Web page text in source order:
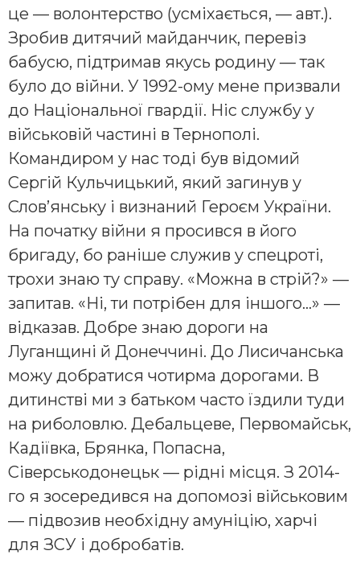
це — волонтерство (усміхається, — авт.).
Зробив дитячий майданчик, перевіз
бабусю, підтримав якусь родину — так
було до війни. У 1992-ому мене призвали
до Національної гвардії. Ніс службу у
військовій частині в Тернополі.
Командиром у нас тоді був відомий
Сергій Кульчицький, який загинув у
Слов’янську і визнаний Героєм України.
На початку війни я просився в його
бригаду, бо раніше служив у спецроті,
трохи знаю ту справу. «Можна в стрій?» —
запитав. «Ні, ти потрібен для іншого…» —
відказав. Добре знаю дороги на
Луганщині й Донеччині. До Лисичанська
можу добратися чотирма дорогами. В
дитинстві ми з батьком часто їздили туди
на риболовлю. Дебальцеве, Первомайськ,
Кадіївка, Брянка, Попасна,
Сіверськодонецьк — рідні місця. З 2014-
го я зосередився на допомозі військовим
— підвозив необхідну амуніцію, харчі
для ЗСУ і добробатів.